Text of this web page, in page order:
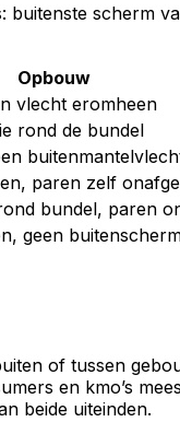
buitenste scherm
Opbouw
vlecht eromheen
rond de bundel
paren zelf
bundel, paren
geen
of tussen
en kmo’s
beide uiteinden.